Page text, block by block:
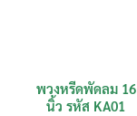
พวงหรีดพัดลม 16
นิ้ว รหัส KA01